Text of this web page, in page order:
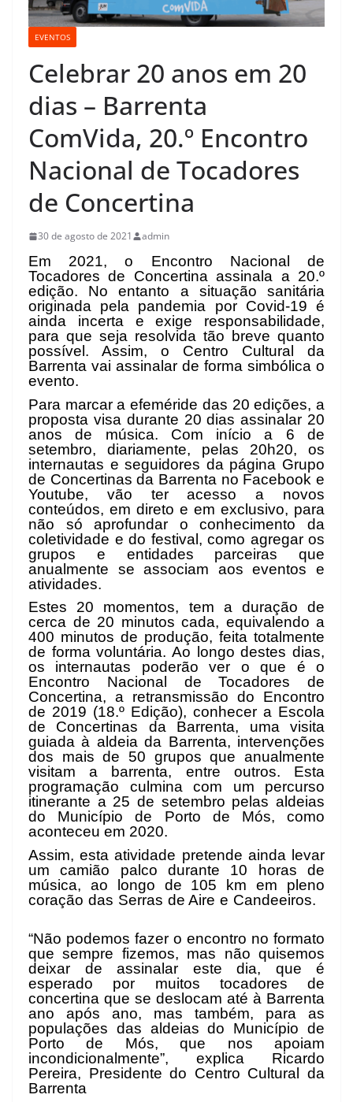
EVENTOS
Celebrar 20 anos em 20
dias – Barrenta
ComVida, 20.º Encontro
Nacional de Tocadores
de Concertina
30 de agosto de 2021 admin
Em 2021, o Encontro Nacional de
Tocadores de Concertina assinala a 20.º
edição. No entanto a situação sanitária
originada pela pandemia por Covid-19 é
ainda incerta e exige responsabilidade,
para que seja resolvida tão breve quanto
possível. Assim, o Centro Cultural da
Barrenta vai assinalar de forma simbólica o
evento.
Para marcar a efeméride das 20 edições, a
proposta visa durante 20 dias assinalar 20
anos de música. Com início a 6 de
setembro, diariamente, pelas 20h20, os
internautas e seguidores da página Grupo
de Concertinas da Barrenta no Facebook e
Youtube, vão ter acesso a novos
conteúdos, em direto e em exclusivo, para
não só aprofundar o conhecimento da
coletividade e do festival, como agregar os
grupos e entidades parceiras que
anualmente se associam aos eventos e
atividades.
Estes 20 momentos, tem a duração de
cerca de 20 minutos cada, equivalendo a
400 minutos de produção, feita totalmente
de forma voluntária. Ao longo destes dias,
os internautas poderão ver o que é o
Encontro Nacional de Tocadores de
Concertina, a retransmissão do Encontro
de 2019 (18.º Edição), conhecer a Escola
de Concertinas da Barrenta, uma visita
guiada à aldeia da Barrenta, intervenções
dos mais de 50 grupos que anualmente
visitam a barrenta, entre outros. Esta
programação culmina com um percurso
itinerante a 25 de setembro pelas aldeias
do Município de Porto de Mós, como
aconteceu em 2020.
Assim, esta atividade pretende ainda levar
um camião palco durante 10 horas de
música, ao longo de 105 km em pleno
coração das Serras de Aire e Candeeiros.
“Não podemos fazer o encontro no formato
que sempre fizemos, mas não quisemos
deixar de assinalar este dia, que é
esperado por muitos tocadores de
concertina que se deslocam até à Barrenta
ano após ano, mas também, para as
populações das aldeias do Município de
Porto de Mós, que nos apoiam
incondicionalmente”, explica Ricardo
Pereira, Presidente do Centro Cultural da
Barrenta